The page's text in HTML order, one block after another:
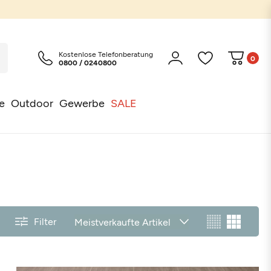
Outdoor Gewerbe SALE
Kostenlose Telefonberatung
0800 / 0240800
0
Filter